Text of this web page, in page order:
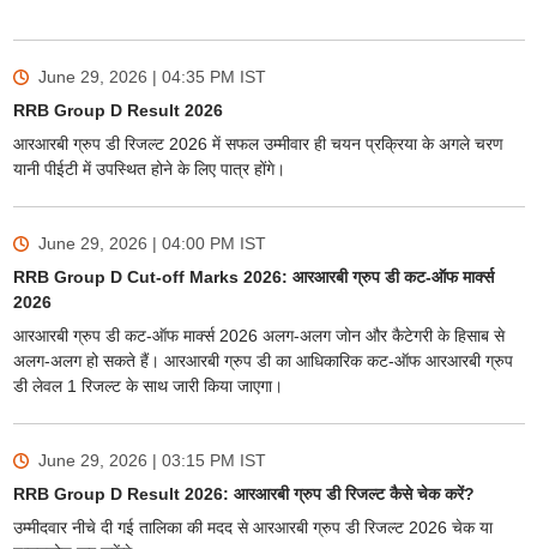
June 29, 2026 | 04:35 PM IST
RRB Group D Result 2026
आरआरबी ग्रुप डी रिजल्ट 2026 में सफल उम्मीवार ही चयन प्रक्रिया के अगले चरण
यानी पीईटी में उपस्थित होने के लिए पात्र होंगे।
June 29, 2026 | 04:00 PM IST
RRB Group D Cut-off Marks 2026: आरआरबी ग्रुप डी कट-ऑफ मार्क्स
2026
आरआरबी ग्रुप डी कट-ऑफ मार्क्स 2026 अलग-अलग जोन और कैटेगरी के हिसाब से
अलग-अलग हो सकते हैं। आरआरबी ग्रुप डी का आधिकारिक कट-ऑफ आरआरबी ग्रुप
डी लेवल 1 रिजल्ट के साथ जारी किया जाएगा।
June 29, 2026 | 03:15 PM IST
RRB Group D Result 2026: आरआरबी ग्रुप डी रिजल्ट कैसे चेक करें?
उम्मीदवार नीचे दी गई तालिका की मदद से आरआरबी ग्रुप डी रिजल्ट 2026 चेक या
We endeavor to keep you informed and help you
access our resources onExams, Study
Enter Mobile
Skip